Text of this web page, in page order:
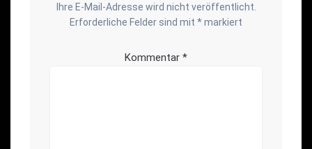
Ihre E-Mail-Adresse wird nicht veröffentlicht.
Erforderliche Felder sind mit *markiert
Kommentar *